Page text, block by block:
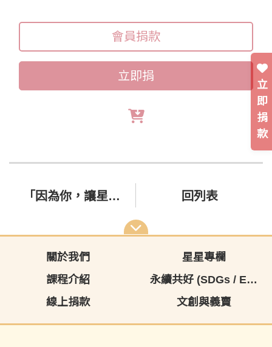
會員捐款
立即捐
「因為你，讓星兒被看見」支持慢飛天使發展計畫 回列表
立
即
捐
款
關於我們
星星專欄
課程介紹
永續共好 (SDGs / ESG)
線上捐款
文創與義賣